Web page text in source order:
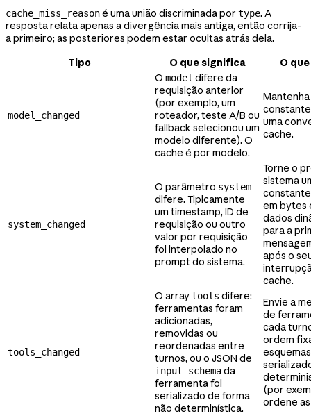
cache_miss_reasoné uma união discriminada por type. A
resposta relata apenas a divergência mais antiga, então corrija-
a primeiro; as posteriores podem estar ocultas atrás dela.
Tipo
O que significa O
model_changed
O model difere da
requisição anterior
(por exemplo, um
roteador, teste A/B ou
fallback selecionou um
modelo diferente). O
cache é por modelo.
uma
cache.
system_changed
O parâmetro system
difere. Tipicamente
um timestamp, ID de
requisição ou outro
valor por requisição
foi interpolado no
prompt do sistema.
Torne o
sistema
em bytes
dados
para a
após o
cache.
tools_changed
O arraytools difere:
ferramentas foram
adicionadas,
removidas ou
reordenadas entre
turnos, ou o JSON de
input_schemada
ferramenta foi
serializado de forma
não determinística.
Envie a
de
cada
ordem
esquemas
(por
ordene